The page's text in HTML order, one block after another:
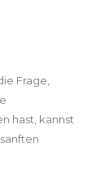
Frage,
hast, kannst